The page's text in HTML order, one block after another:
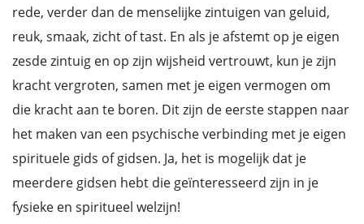
rede, verder dan de menselijke zintuigen van geluid,
reuk, smaak, zicht of tast. En als je afstemt op je eigen
zesde zintuig en op zijn wijsheid vertrouwt, kun je zijn
kracht vergroten, samen met je eigen vermogen om
die kracht aan te boren. Dit zijn de eerste stappen naar
het maken van een psychische verbinding met je eigen
spirituele gids of gidsen. Ja, het is mogelijk dat je
meerdere gidsen hebt die geïnteresseerd zijn in je
fysieke en spiritueel welzijn!